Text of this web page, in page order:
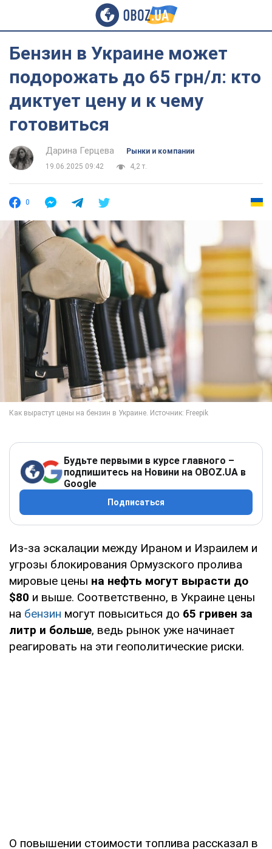
Бензин в Украине может
подорожать до 65 грн/л: кто
диктует цену и к чему
готовиться
Дарина Герцева
Рынки и компании
19.06.2025 09:42
4,2 т.
0
Будьте первыми в курсе главного –
подпишитесь на Новини на OBOZ.UA в
Google
Подписаться
Из-за эскалации между Ираном и Израилем и
угрозы блокирования Ормузского пролива
мировые цены на нефть могут вырасти до
$80 и выше. Соответственно, в Украине цены
на бензин могут повыситься до 65 гривен за
литр и больше, ведь рынок уже начинает
реагировать на эти геополитические риски.
О повышении стоимости топлива рассказал в